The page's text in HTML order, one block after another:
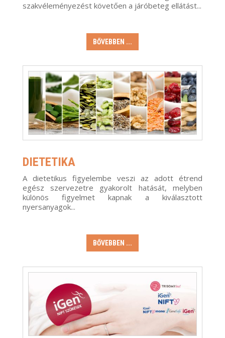
szakvéleményezést követően a járóbeteg ellátást...
BŐVEBBEN ...
DIETETIKA
A dietetikus figyelembe veszi az adott étrend
egész szervezetre gyakorolt hatását, melyben
különös figyelmet kapnak a kiválasztott
nyersanyagok...
BŐVEBBEN ...